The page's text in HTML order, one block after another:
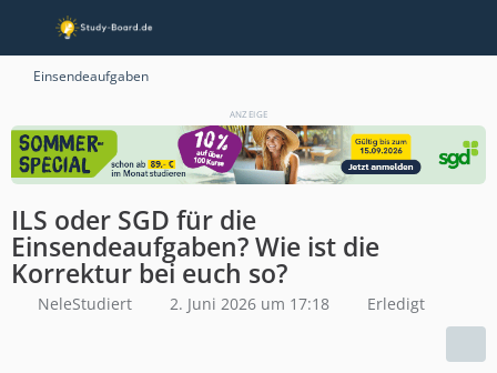
Einsendeaufgaben
ANZEIGE
ILS oder SGD für die
Einsendeaufgaben? Wie ist die
Korrektur bei euch so?
NeleStudiert 2. Juni 2026 um 17:18 Erledigt